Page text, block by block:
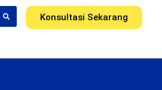
Konsultasi Sekarang